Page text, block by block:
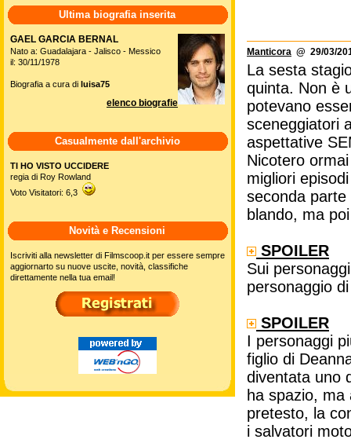
Manticora @ 29/03/
La sesta
quinta. Non è
potevano
sceneggiatori
aspettative
Nicotero
migliori
seconda
blando, ma
SPOILER
Sui
personaggio
SPOILER
I personaggi
figlio di
diventata uno
ha spazio, ma
pretesto, la
i salvatori
Ultima biografia inserita
GAEL GARCIA BERNAL
Nato a: Guadalajara - Jalisco - Messico
il: 30/11/1978
Biografia a cura di luisa75
elenco biografie
Casualmente dall'archivio
TI HO VISTO UCCIDERE
regia di Roy Rowland
Voto Visitatori: 6,3
Novità e Recensioni
Iscriviti alla newsletter di Filmscoop.it per essere sempre
aggiornarto su nuove uscite, novità, classifiche
direttamente nella tua email!